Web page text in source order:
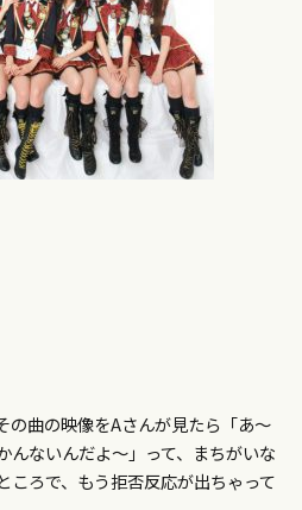
の曲の映像をAさんが見たら「あ～
んないんだよ～」って、まちがいな
ころで、もう拒否反応が出ちゃって